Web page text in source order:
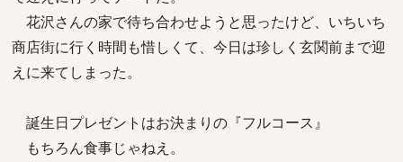
花沢さんの家で待ち合わせようと思ったけど、いちいち
商店街に行く時間も惜しくて、今日は珍しく玄関前まで迎
えに来てしまった。
誕生日プレゼントはお決まりの『フルコース』
もちろん食事じゃねえ。